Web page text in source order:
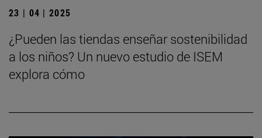
23 | 04 | 2025
¿Pueden las tiendas enseñar sostenibilidad
a los niños? Un nuevo estudio de ISEM
explora cómo